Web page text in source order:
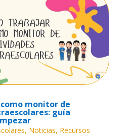
monitor de
guía
, Noticias, Recursos